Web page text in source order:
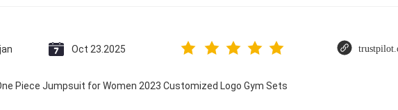
Oct 23.2025
Piece Jumpsuit for Women 2023 Customized Logo Gym Sets